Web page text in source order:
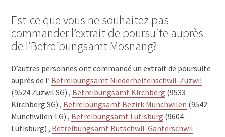
Est-ce que vous ne souhaitez pas
commander l’extrait de poursuite auprès
de l’Betreibungsamt Mosnang?
D’autres personnes ont commandé un extrait de poursuite
auprès de l’ Betreibungsamt Niederhelfenschwil-Zuzwil
(9524 Zuzwil SG) , Betreibungsamt Kirchberg (9533
Kirchberg SG) , Betreibungsamt Bezirk Münchwilen (9542
Münchwilen TG) , Betreibungsamt Lütisburg (9604
Lütisburg) , Betreibungsamt Bütschwil-Ganterschwil